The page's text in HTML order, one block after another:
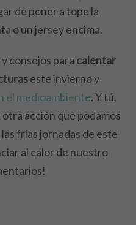
de poner a tope la
o un jersey encima.
consejos para calentar
este invierno y
el medioambiente. Y tú,
acción que podamos
frías jornadas de este
al calor de nuestro